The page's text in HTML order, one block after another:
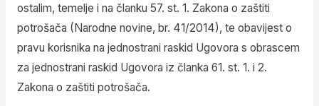
ostalim, temelje i na članku 57. st. 1. Zakona o zaštiti
potrošača (Narodne novine, br. 41/2014), te obavijest o
pravu korisnika na jednostrani raskid Ugovora s obrascem
za jednostrani raskid Ugovora iz članka 61. st. 1. i 2.
Zakona o zaštiti potrošača.